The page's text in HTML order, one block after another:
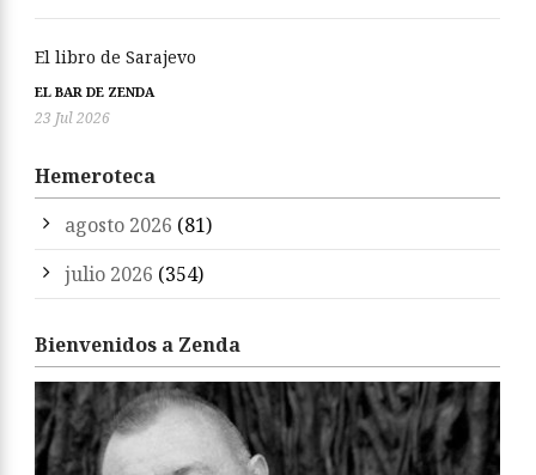
El libro de Sarajevo
EL BAR DE ZENDA
23 Jul 2026
Hemeroteca
agosto 2026 (81)
julio 2026 (354)
Bienvenidos a Zenda